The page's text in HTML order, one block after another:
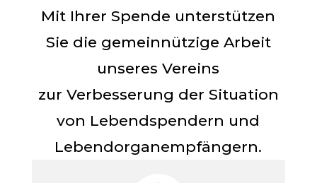
Mit Ihrer Spende unterstützen
Sie die gemeinnützige Arbeit
unseres Vereins
zur Verbesserung der Situation
von Lebendspendern und
Lebendorganempfängern.